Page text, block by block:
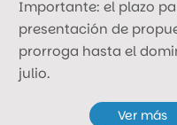
Importante: el plazo
presentación de
prorroga hasta el
julio.
Ver más